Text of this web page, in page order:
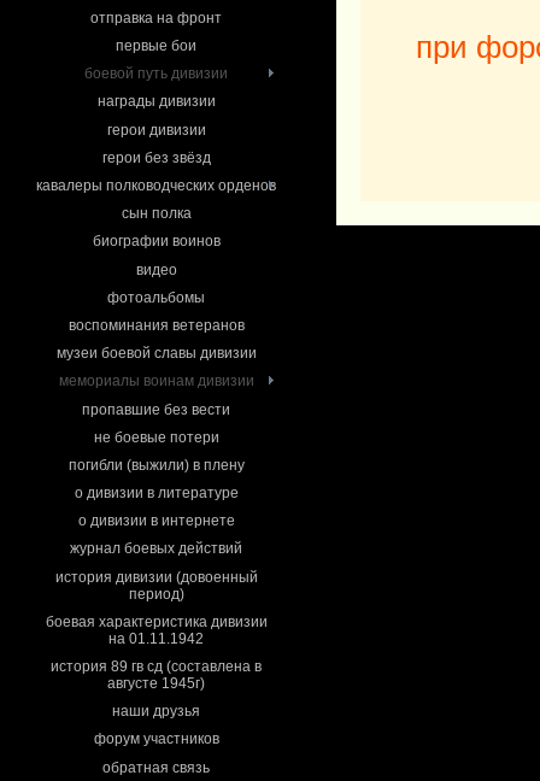
отправка на фронт
первые бои
боевой путь дивизии
награды дивизии
герои дивизии
герои без звёзд
кавалеры полководческих орденов
сын полка
биографии воинов
видео
фотоальбомы
воспоминания ветеранов
музеи боевой славы дивизии
мемориалы воинам дивизии
пропавшие без вести
не боевые потери
погибли (выжили) в плену
о дивизии в литературе
о дивизии в интернете
журнал боевых действий
история дивизии (довоенный
период)
боевая характеристика дивизии
на 01.11.1942
история 89 гв сд (составлена в
августе 1945г)
наши друзья
форум участников
обратная связь
при